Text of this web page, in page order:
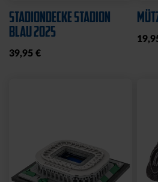
STADIONDECKE STADION
BLAU 2025
39,95 €